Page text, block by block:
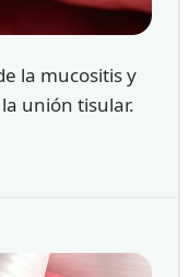
la mucositis y
unión tisular.